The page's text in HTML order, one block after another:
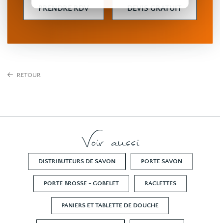
PRENDRE RDV DEVIS GRATUIT
RETOUR
Voir aussi
DISTRIBUTEURS DE SAVON PORTE SAVON
PORTE BROSSE - GOBELET RACLETTES
PANIERS ET TABLETTE DE DOUCHE